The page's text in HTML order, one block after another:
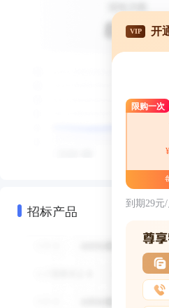
招标产品
VIP 开
限购一次
¥
到期29元